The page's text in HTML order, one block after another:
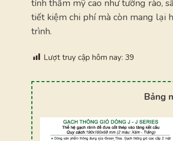
tính thẩm mỹ cao như tường rào,
tiết kiệm chi phí mà còn mang lại
trình.
Lượt truy cập hôm nay: 39
Bảng